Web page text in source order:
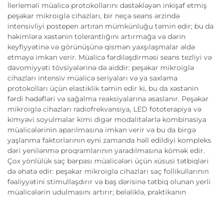
İlerleməli müalicə protokollarını dəstəkləyən inkişaf etmiş
peşəkar mikroiglə cihazları, bir neçə seans ərzində
intensivliyi postepen artıran mümkünluğu təmin edir; bu da
həkimlərə xəstənin tolerantlığını artırmağa və dərin
keyfiyyətinə və görünüşünə qismən yaxşılaşmalar əldə
etməyə imkan verir. Müalicə fərdiləşdirməsi seans tezliyi və
davomiyyəti tövsiyələrinə də aiddir: peşəkar mikroiglə
cihazları intensiv müalicə seriyaları və ya saxlama
protokolları üçün elastiklik təmin edir ki, bu da xəstənin
fərdi hədəfləri və sağalma reaksiyalarına əsaslanır. Peşəkar
mikroiglə cihazları radiofrekvansiya, LED fototerapiya və
kimyəvi soyulmalar kimi digər modalitələrlə kombinasiya
müalicələrinin aparılmasına imkan verir və bu da birgə
yaşlanma faktorlarının eyni zamanda həll edildiyi kompleks
dəri yenilənmə proqramlarının yaradılmasına kömək edir.
Çox yönlülük saç bərpası müalicələri üçün xüsusi tətbiqləri
də əhatə edir: peşəkar mikroiglə cihazları saç follikullarının
fəaliyyətini stimullaşdırır və baş dərisinə tətbiq olunan yerli
müalicələrin udulmasını artırır; beləliklə, praktikanın